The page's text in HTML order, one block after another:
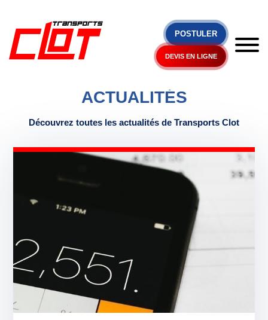
POSTULER
DEVIS EN LIGNE
ACTUALITÉS
Découvrez toutes les actualités de Transports Clot